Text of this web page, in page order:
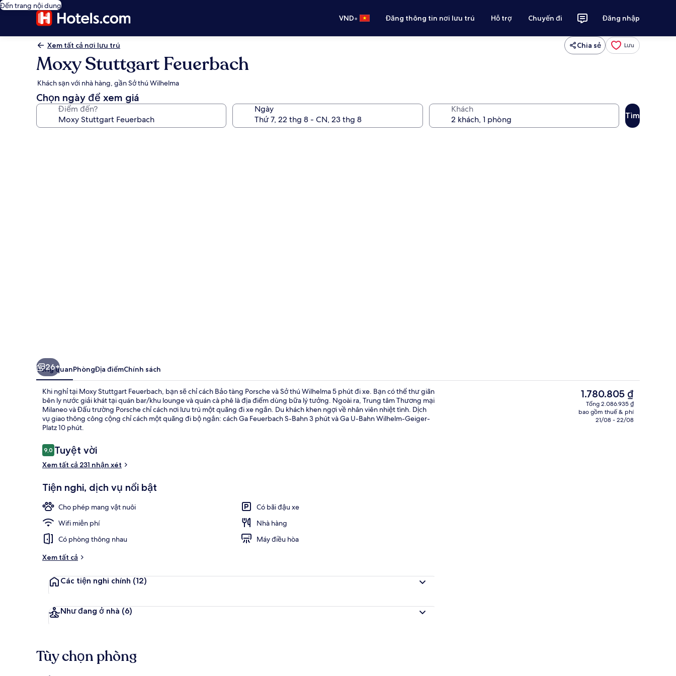
Đến trang nội dung
VND• Đăng thông tin nơi lưu trú Hỗ trợ Chuyến đi Đăng nhập
Xem tất cả nơi lưu trú Chia sẻ Lưu
Moxy Stuttgart Feuerbach
Khách sạn với nhà hàng, gần Sở thú Wilhelma
Chọn ngày để xem giá
Điểm đến? Ngày Khách
Tìm
Quang cảnh từ phòng Bar (trong khuôn viên)
26+
Tổng quanPhòngĐịa điểmChính sách
Khi nghỉ tại Moxy Stuttgart Feuerbach, bạn sẽ chỉ cách Bảo tàng Porsche và Sở thú Wilhelma 5 phút đi xe. Bạn có thể thư giãn
bên ly nước giải khát tại quán bar/khu lounge và quán cà phê là địa điểm dùng bữa lý tưởng. Ngoài ra, Trung tâm Thương mại
Milaneo và Đấu trường Porsche chỉ cách nơi lưu trú một quãng đi xe ngắn. Du khách khen ngợi về nhân viên nhiệt tình. Dịch
vụ giao thông công cộng chỉ cách một quãng đi bộ ngắn: cách Ga Feuerbach S-Bahn 3 phút và Ga U-Bahn Wilhelm-Geiger-
Platz 10 phút.
Nhận
xét
9,09,0 trên 10,
Tuyệt vời
Xem tất cả 231 nhận xét
Tiện nghi, dịch vụ nổi bật
Cho phép mang vật nuôi
Có bãi đậu xe
Wifi miễn phí
Nhà hàng
Có phòng thông nhau
Máy điều hòa
Xem tất cả
Các tiện nghi chính (12)
Như đang ở nhà (6)
Giá
hiện
tại
1.780.805 ₫
Tổng 2.086.935 ₫
bao gồm thuế & phí
21/08 - 22/08
Tùy chọn phòng